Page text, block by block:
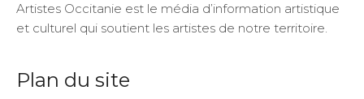
Artistes Occitanie est le média d’information artistique
et culturel qui soutient les artistes de notre territoire.
Plan du site